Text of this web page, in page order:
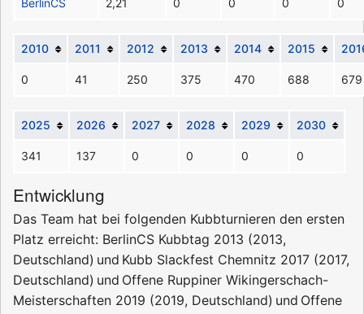
BerlinCS 2,21 0 0 0 0
2010 2011 2012 2013 2014 2015
0 41 250 375 470 688 679
2025 2026 2027 2028 2029 2030
341 137 0 0 0 0
Entwicklung
Das Team hat bei folgenden Kubbturnieren den ersten
Platz erreicht: BerlinCS Kubbtag 2013 (2013,
Deutschland) und Kubb Slackfest Chemnitz 2017 (2017,
Deutschland) und Offene Ruppiner Wikingerschach-
Meisterschaften 2019 (2019, Deutschland) und Offene